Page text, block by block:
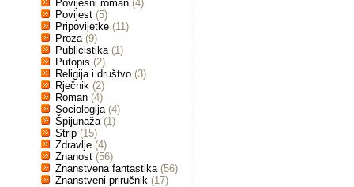
Povijesni roman (4)
Povijest (5)
Pripovijetke (11)
Proza (9)
Publicistika (1)
Putopis (2)
Religija i društvo (3)
Rječnik (2)
Roman (4)
Sociologija (4)
Špijunaža (1)
Strip (15)
Zdravlje (4)
Znanost (56)
Znanstvena fantastika (56)
Znanstveni priručnik (17)